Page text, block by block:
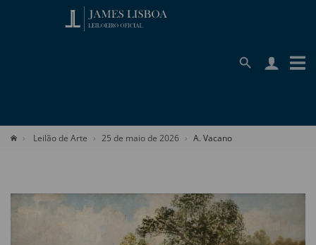
Leilão de Arte 25 de maio de 2026 A. Vacano